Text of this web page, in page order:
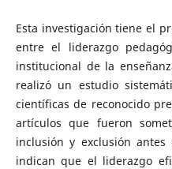
Esta investigación tiene el
entre el liderazgo
institucional de la
realizó un estudio
científicas de reconocido
artículos que fueron
inclusión y exclusión
indican que el liderazgo